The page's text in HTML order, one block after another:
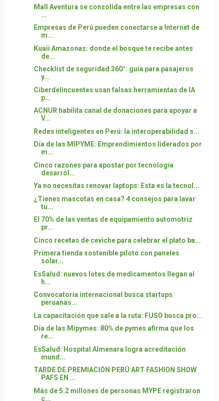
Mall Aventura se consolida entre las empresas con
...
Empresas de Perú pueden conectarse a Internet de
m...
Kuaii Amazonas: donde el bosque te recibe antes
de...
Checklist de seguridad 360°: guía para pasajeros
y...
Ciberdelincuentes usan falsas herramientas de IA
p...
ACNUR habilita canal de donaciones para apoyar a
V...
Redes inteligentes en Perú: la interoperabilidad s...
Día de las MIPYME: Emprendimientos liderados por
m...
Cinco razones para apostar por tecnología
desarrol...
Ya no necesitas renovar laptops: Esta es la tecnol...
¿Tienes mascotas en casa? 4 consejos para lavar
tu...
El 70% de las ventas de equipamiento automotriz
pr...
Cinco recetas de ceviche para celebrar el plato ba...
Primera tienda sostenible piloto con paneles
solar...
EsSalud: nuevos lotes de medicamentos llegan al
h...
Convocatoria internacional busca startups
peruanas...
La capacitación que sale a la ruta: FUSO busca pro...
Día de las Mipymes: 80% de pymes afirma que los
re...
EsSalud: Hospital Almenara logra acreditación
mund...
TARDE DE PREMIACIÓN PERÚ ART FASHION SHOW
PAFS EN ...
Más de 5.2 millones de personas MYPE registraron
c...